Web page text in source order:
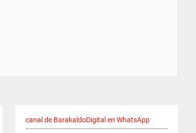
canal de BarakaldoDigital en WhatsApp